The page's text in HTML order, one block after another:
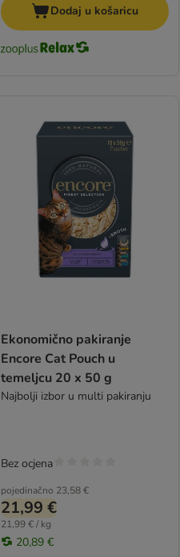
Dodaj u košaricu
Ekonomično pakiranje
Encore Cat Pouch u
temeljcu 20 x 50 g
Najbolji izbor u multi pakiranju
pojedinačno 23,58 €
21,99 €
21,99 € / kg
20,89 €
Bez ocjena